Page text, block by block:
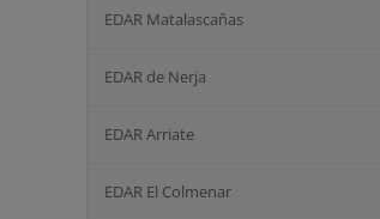
EDAR Matalascañas
EDAR de Nerja
EDAR Arriate
EDAR El Colmenar